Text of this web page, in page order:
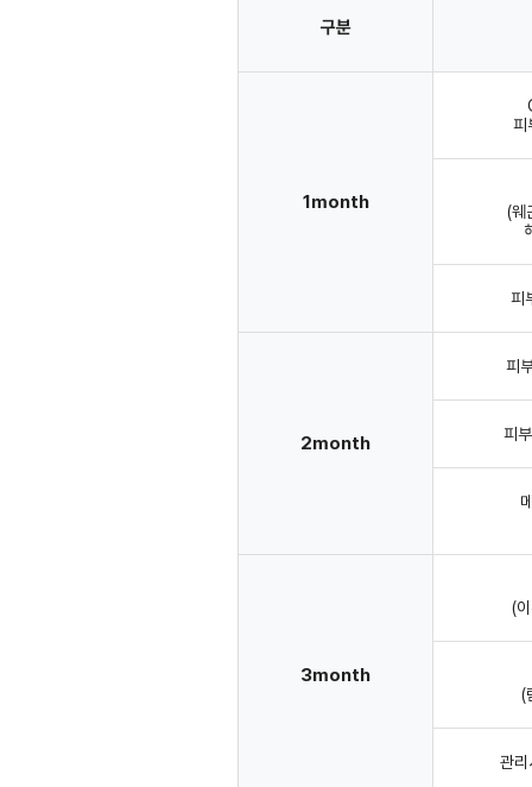
구분
1month
피
(웨
피
2month
피
피
3month
(
(
관